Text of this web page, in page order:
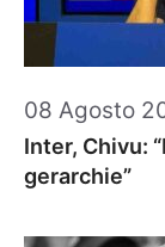
08 Agosto
Inter, Chivu:
gerarchie”